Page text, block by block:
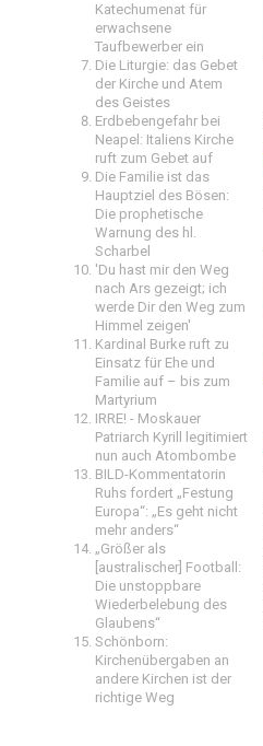
Katechumenat für
erwachsene
Taufbewerber ein
Die Liturgie: das Gebet
der Kirche und Atem
des Geistes
Erdbebengefahr bei
Neapel: Italiens Kirche
ruft zum Gebet auf
Die Familie ist das
Hauptziel des Bösen:
Die prophetische
Warnung des hl.
Scharbel
'Du hast mir den Weg
nach Ars gezeigt; ich
werde Dir den Weg zum
Himmel zeigen'
Kardinal Burke ruft zu
Einsatz für Ehe und
Familie auf – bis zum
Martyrium
IRRE! - Moskauer
Patriarch Kyrill legitimiert
nun auch Atombombe
BILD-Kommentatorin
Ruhs fordert „Festung
Europa“: „Es geht nicht
mehr anders“
„Größer als
[australischer] Football:
Die unstoppbare
Wiederbelebung des
Glaubens“
Schönborn:
Kirchenübergaben an
andere Kirchen ist der
richtige Weg